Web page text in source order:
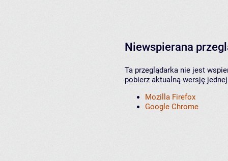
Niewspierana
Ta przeglądarka nie jest
pobierz aktualną wersję
Mozilla Firefox
Google Chrome